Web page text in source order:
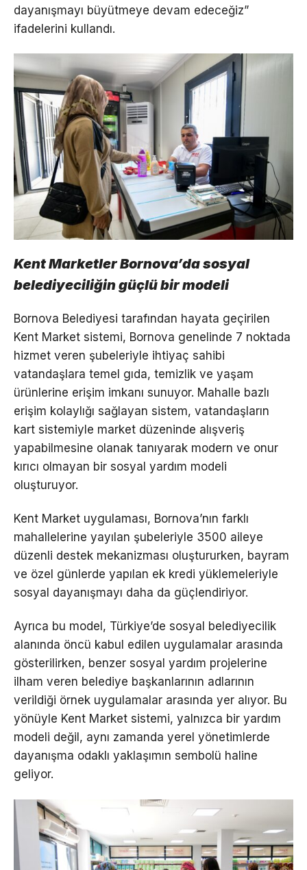
dayanışmayı büyütmeye devam edeceğiz”
ifadelerini kullandı.
Kent Marketler Bornova’da sosyal
belediyeciliğin güçlü bir modeli
Bornova Belediyesi tarafından hayata geçirilen
Kent Market sistemi, Bornova genelinde 7 noktada
hizmet veren şubeleriyle ihtiyaç sahibi
vatandaşlara temel gıda, temizlik ve yaşam
ürünlerine erişim imkanı sunuyor. Mahalle bazlı
erişim kolaylığı sağlayan sistem, vatandaşların
kart sistemiyle market düzeninde alışveriş
yapabilmesine olanak tanıyarak modern ve onur
kırıcı olmayan bir sosyal yardım modeli
oluşturuyor.
Kent Market uygulaması, Bornova’nın farklı
mahallelerine yayılan şubeleriyle 3500 aileye
düzenli destek mekanizması oluştururken, bayram
ve özel günlerde yapılan ek kredi yüklemeleriyle
sosyal dayanışmayı daha da güçlendiriyor.
Ayrıca bu model, Türkiye’de sosyal belediyecilik
alanında öncü kabul edilen uygulamalar arasında
gösterilirken, benzer sosyal yardım projelerine
ilham veren belediye başkanlarının adlarının
verildiği örnek uygulamalar arasında yer alıyor. Bu
yönüyle Kent Market sistemi, yalnızca bir yardım
modeli değil, aynı zamanda yerel yönetimlerde
dayanışma odaklı yaklaşımın sembolü haline
geliyor.